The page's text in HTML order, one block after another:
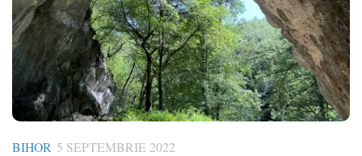
BIHOR 5 SEPTEMBRIE 2022